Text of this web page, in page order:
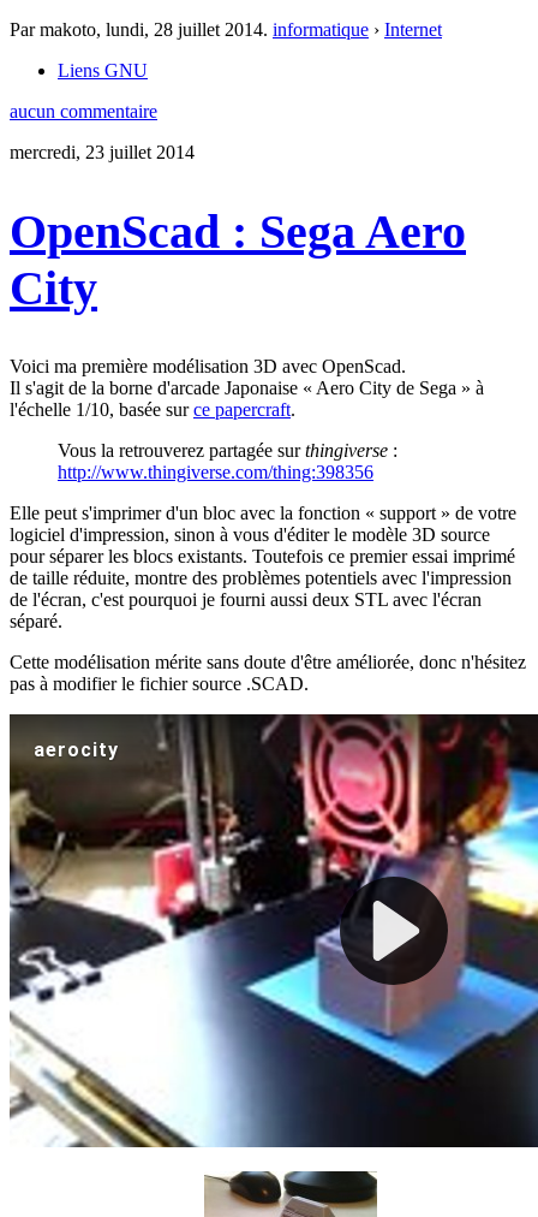
Par makoto, lundi, 28 juillet 2014. informatique › Internet
Liens GNU
aucun commentaire
mercredi, 23 juillet 2014
OpenScad : Sega Aero
City
Voici ma première modélisation 3D avec OpenScad.
Il s'agit de la borne d'arcade Japonaise « Aero City de Sega » à
l'échelle 1/10, basée surce papercraft.
Vous la retrouverez partagée surthingiverse :
http://www.thingiverse.com/thing:398356
Elle peut s'imprimer d'un bloc avec la fonction « support » de votre
logiciel d'impression, sinon à vous d'éditer le modèle 3D source
pour séparer les blocs existants. Toutefois ce premier essai imprimé
de taille réduite, montre des problèmes potentiels avec l'impression
de l'écran, c'est pourquoi je fourni aussi deux STL avec l'écran
séparé.
Cette modélisation mérite sans doute d'être améliorée, donc n'hésitez
pas à modifier le fichier source .SCAD.